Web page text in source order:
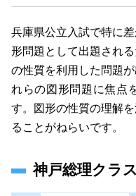
兵庫県公立入試で特に
形問題として出題され
の性質を利用した問題
れらの図形問題に焦点
す。図形の性質の理解
ることがねらいです。
神戸総理クラス